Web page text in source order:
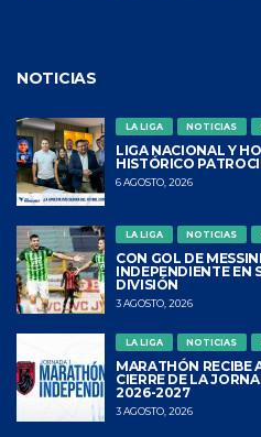
NOTICIAS
LA LIGA NOTICIAS
LIGA NACIONAL Y
HISTÓRICO
6 AGOSTO, 2026
LA LIGA NOTICIAS
CON GOL DE
INDEPENDIENTE EN
DIVISIÓN
3 AGOSTO, 2026
LA LIGA NOTICIAS
MARATHÓN RECIBE
CIERRE DE LA
2026-2027
3 AGOSTO, 2026